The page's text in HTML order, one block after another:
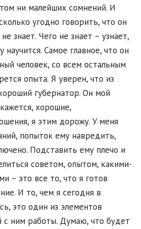
ни малейших сомнений. И
угодно говорить, что он
знает. Чего не знает – узнает,
научится. Самое главное, что он
человек, со всем остальным
опыта. Я уверен, что из
губернатор. Он мой
хорошие,
я этим дорожу. У меня
попыток ему навредить,
Подставить ему плечо и
советом, опытом, какими-
– это все то, что я готов
И то, чем я сегодня в
это один из элементов
ним работы. Думаю, что будет